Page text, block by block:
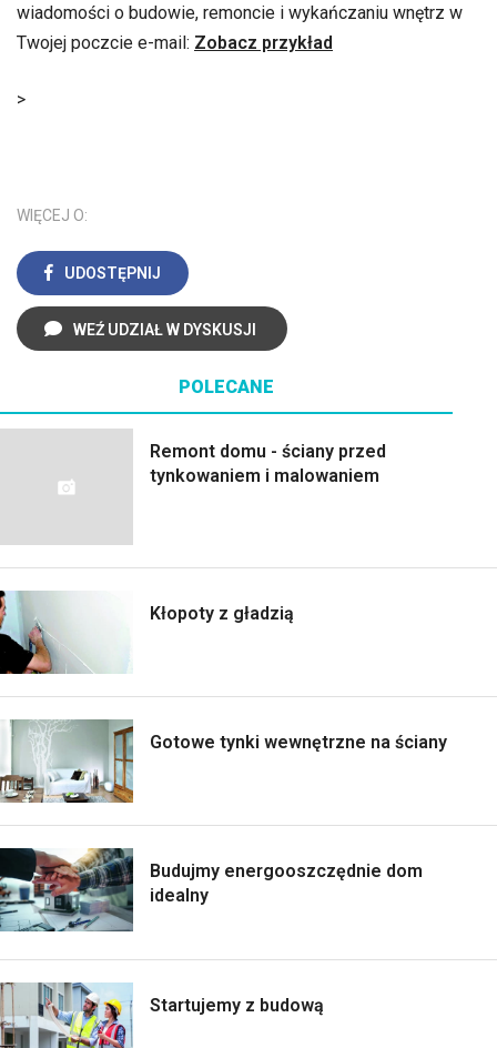
wiadomości o budowie, remoncie i wykańczaniu wnętrz w
Twojej poczcie e-mail: Zobacz przykład
>
WIĘCEJ O:
UDOSTĘPNIJ
WEŹ UDZIAŁ W DYSKUSJI
POLECANE
Remont domu - ściany przed
tynkowaniem i malowaniem
Kłopoty z gładzią
Gotowe tynki wewnętrzne na ściany
Budujmy energooszczędnie dom
idealny
Startujemy z budową